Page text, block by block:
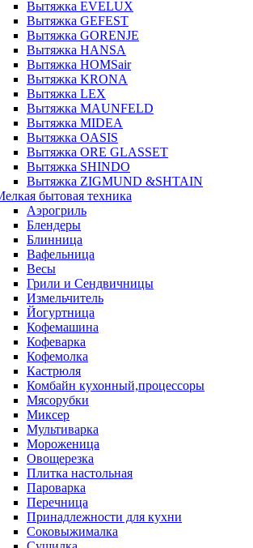
Вытяжка EVELUX
Вытяжка GEFEST
Вытяжка GORENJE
Вытяжка HANSA
Вытяжка HOMSair
Вытяжка KRONA
Вытяжка LEX
Вытяжка MAUNFELD
Вытяжка MIDEA
Вытяжка OASIS
Вытяжка ORE GLASSET
Вытяжка SHINDO
Вытяжка ZIGMUND &SHTAIN
бытовая техника
Аэрогриль
Блендеры
Блинница
Вафельница
Весы
Грили и Сендвичницы
Измельчитель
Йогуртница
Кофемашина
Кофеварка
Кофемолка
Кастрюля
Комбайн кухонный,процессоры
Мясорубки
Миксер
Мультиварка
Мороженица
Овощерезка
Плитка настольная
Пароварка
Перечница
Принадлежности для кухни
Соковыжималка